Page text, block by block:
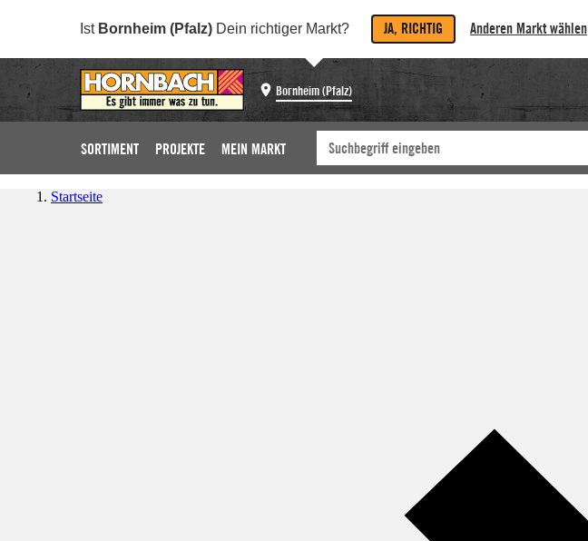
Ist Bornheim (Pfalz) Dein richtiger Markt? JA, RICHTIG Anderen Markt wählen
Bornheim (Pfalz)
SORTIMENT PROJEKTE MEIN MARKT
Startseite